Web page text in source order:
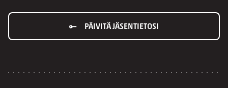
PÄIVITÄ JÄSENTIETOSI